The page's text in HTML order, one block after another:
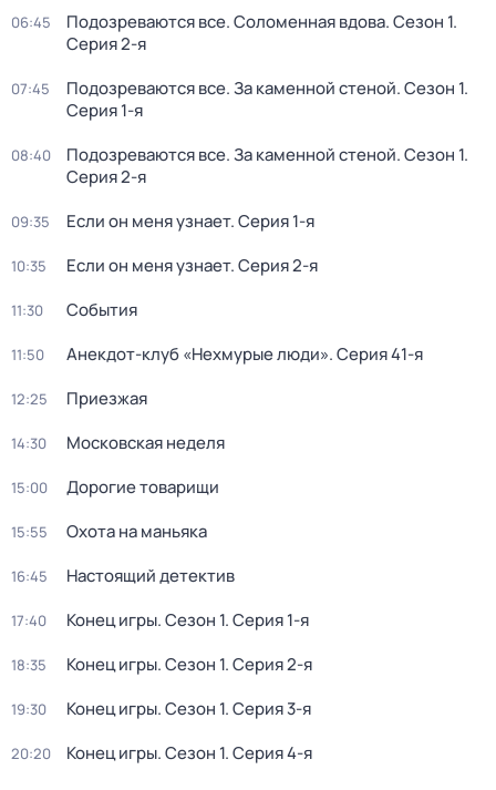
06:45 Подозреваются все. Соломенная вдова. Сезон 1.
Серия 2-я
07:45 Подозреваются все. За каменной стеной. Сезон 1.
Серия 1-я
08:40 Подозреваются все. За каменной стеной. Сезон 1.
Серия 2-я
09:35 Если он меня узнает. Серия 1-я
10:35 Если он меня узнает. Серия 2-я
11:30 События
11:50 Анекдот-клуб «Нехмурые люди». Серия 41-я
12:25 Приезжая
14:30 Московская неделя
15:00 Дорогие товарищи
15:55 Охота на маньяка
16:45 Настоящий детектив
17:40 Конец игры. Сезон 1. Серия 1-я
18:35 Конец игры. Сезон 1. Серия 2-я
19:30 Конец игры. Сезон 1. Серия 3-я
20:20 Конец игры. Сезон 1. Серия 4-я